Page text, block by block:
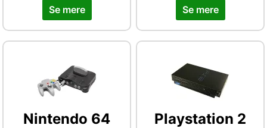
Se mere Se mere
Nintendo 64 Playstation 2